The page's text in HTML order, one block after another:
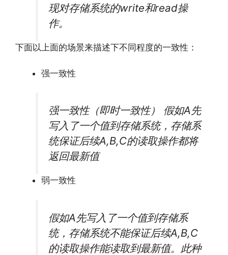
现对存储系统的write和read操
作。
下面以上面的场景来描述下不同程度的一致性：
强一致性
强一致性（即时一致性） 假如A先
写入了一个值到存储系统，存储系
统保证后续A,B,C的读取操作都将
返回最新值
弱一致性
假如A先写入了一个值到存储系
统，存储系统不能保证后续A,B,C
的读取操作能读取到最新值。此种